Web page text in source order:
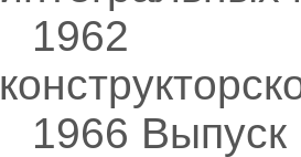
1962
1966